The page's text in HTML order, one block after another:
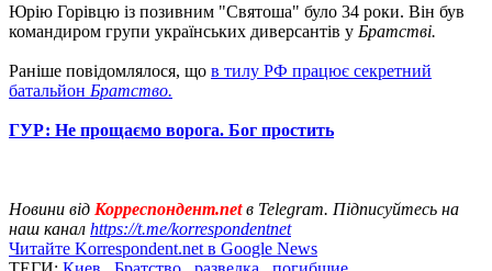
Юрію Горівцю із позивним "Святоша" було 34 роки. Він був
командиром групи українських диверсантів у Братстві.
Раніше повідомлялося, що в тилу РФ працює секретний
батальйон Братство.
ГУР: Не прощаємо ворога. Бог простить
Новини від Корреспондент.netв Telegram. Підписуйтесь на
наш канал https://t.me/korrespondentnet
Читайте Korrespondent.net в Google News